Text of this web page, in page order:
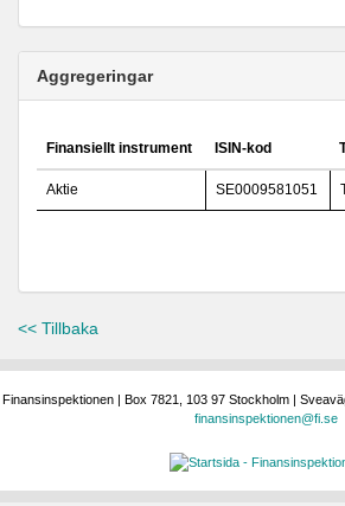
Aggregeringar
Finansiellt instrument ISIN-kod
Aktie SE0009581051
<< Tillbaka
Finansinspektionen | Box 7821, 103 97 Stockholm |
finansinspektionen@fi.se